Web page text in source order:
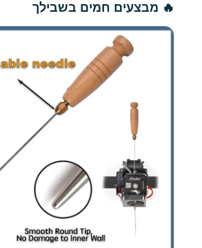
🔥 מבצעים חמים בשבילך